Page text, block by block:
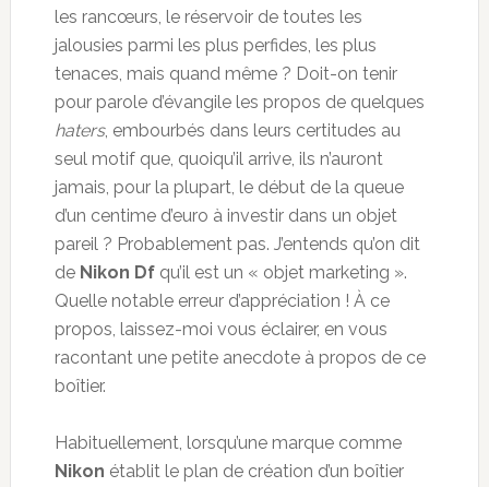
les rancœurs, le réservoir de toutes les
jalousies parmi les plus perfides, les plus
tenaces, mais quand même ? Doit-on tenir
pour parole d’évangile les propos de quelques
haters, embourbés dans leurs certitudes au
seul motif que, quoiqu’il arrive, ils n’auront
jamais, pour la plupart, le début de la queue
d’un centime d’euro à investir dans un objet
pareil ? Probablement pas. J’entends qu’on dit
de Nikon Dfqu’il est un « objet marketing ».
Quelle notable erreur d’appréciation ! À ce
propos, laissez-moi vous éclairer, en vous
racontant une petite anecdote à propos de ce
boîtier.
Habituellement, lorsqu’une marque comme
Nikon établit le plan de création d’un boîtier